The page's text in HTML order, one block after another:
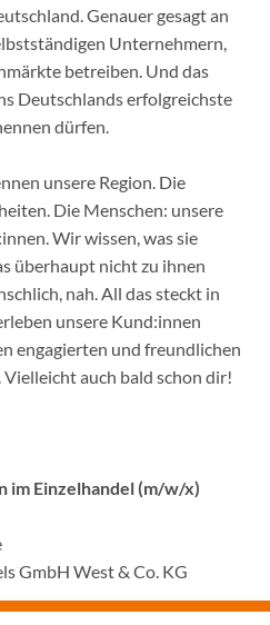
Genauer gesagt an
Unternehmern,
betreiben. Und das
Deutschlands erfolgreichste
dürfen.
unsere Region. Die
Die Menschen: unsere
Wir wissen, was sie
überhaupt nicht zu ihnen
nah. All das steckt in
unsere Kund:innen
engagierten und freundlichen
auch bald schon dir!
im Einzelhandel (m/w/x)
GmbH West & Co. KG